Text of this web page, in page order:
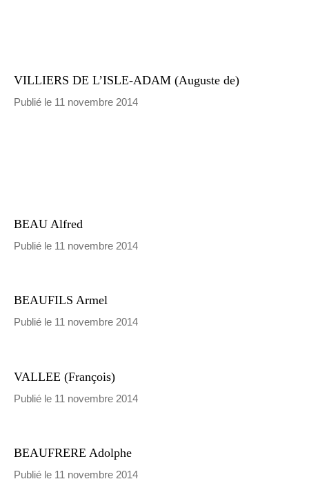
VILLIERS DE L’ISLE-ADAM (Auguste de)
Publié le 11 novembre 2014
BEAU Alfred
Publié le 11 novembre 2014
BEAUFILS Armel
Publié le 11 novembre 2014
VALLEE (François)
Publié le 11 novembre 2014
BEAUFRERE Adolphe
Publié le 11 novembre 2014